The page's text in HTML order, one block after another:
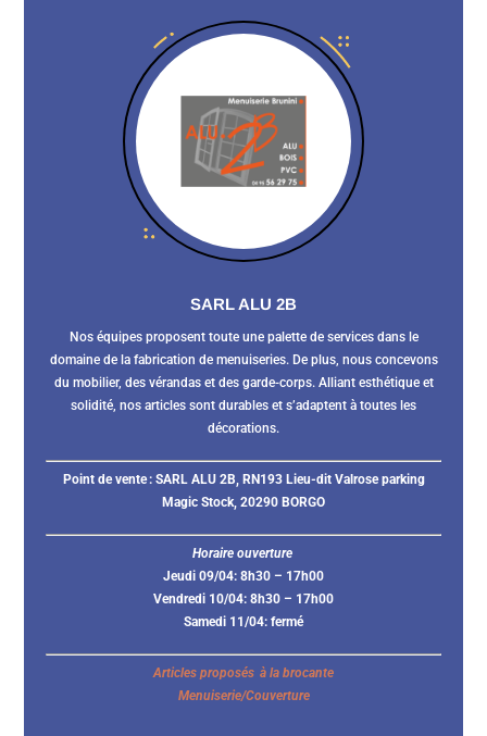
SARL ALU 2B
Nos équipes proposent toute une palette de services dans le
domaine de la fabrication de menuiseries. De plus, nous concevons
du mobilier, des vérandas et des garde-corps. Alliant esthétique et
solidité, nos articles sont durables et s’adaptent à toutes les
décorations.
Point de vente : SARL ALU 2B, RN193 Lieu-dit Valrose parking
Magic Stock, 20290 BORGO
Horaire ouverture
Jeudi 09/04: 8h30 – 17h00
Vendredi 10/04: 8h30 – 17h00
Samedi 11/04: fermé
Articles proposés à la brocante
Menuiserie/Couverture